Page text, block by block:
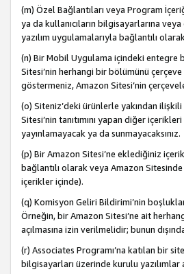
(m) Özel Bağlantıları veya Program
ya da kullanıcıların bilgisayarlarına
yazılım uygulamalarıyla bağlantılı
(n) Bir Mobil Uygulama içindeki entegre
Sitesi’nin herhangi bir bölümünü
göstermeniz, Amazon Sitesi’nin
(o) Siteniz’deki ürünlerle yakından ilişkili
Sitesi’nin tanıtımını yapan diğer
yayınlamayacak ya da sunmayacaksınız.
(p) Bir Amazon Sitesi’ne eklediğiniz
bağlantılı olarak veya Amazon
içerikler içinde).
(q) Komisyon Geliri Bildirimi’nin
Örneğin, bir Amazon Sitesi’ne ait
açılmasına izin verilmelidir; bunun
(r) Associates Programı’na katılan bir
bilgisayarları üzerinde kurulu